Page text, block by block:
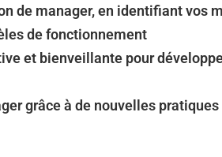
de manager, en identifiant vos
de fonctionnement
et bienveillante pour
grâce à de nouvelles pratiques